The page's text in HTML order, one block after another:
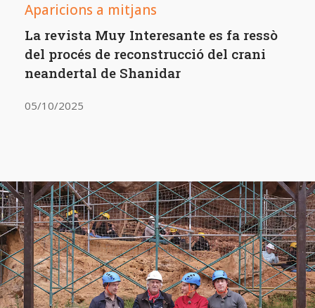
Aparicions a mitjans
La revista Muy Interesante es fa ressò
del procés de reconstrucció del crani
neandertal de Shanidar
05/10/2025